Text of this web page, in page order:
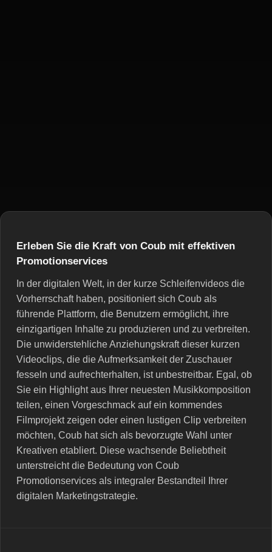
Erleben Sie die Kraft von Coub mit effektiven
Promotionservices
In der digitalen Welt, in der kurze Schleifenvideos die
Vorherrschaft haben, positioniert sich Coub als
führende Plattform, die Benutzern ermöglicht, ihre
einzigartigen Inhalte zu produzieren und zu verbreiten.
Die unwiderstehliche Anziehungskraft dieser kurzen
Videoclips, die die Aufmerksamkeit der Zuschauer
fesseln und aufrechterhalten, ist unbestreitbar. Egal, ob
Sie ein Highlight aus Ihrer neuesten Musikkomposition
teilen, einen Vorgeschmack auf ein kommendes
Filmprojekt zeigen oder einen lustigen Clip verbreiten
möchten, Coub hat sich als bevorzugte Wahl unter
Kreativen etabliert. Diese wachsende Beliebtheit
unterstreicht die Bedeutung von Coub
Promotionservices als integraler Bestandteil Ihrer
digitalen Marketingstrategie.